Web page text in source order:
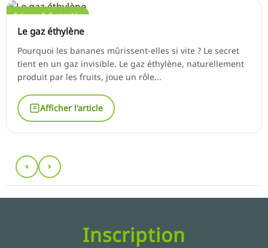
Science & Curiosités
Le gaz éthylène
Pourquoi les bananes mûrissent-elles si vite ? Le secret
tient en un gaz invisible. Le gaz éthylène, naturellement
produit par les fruits, joue un rôle...
Afficher l'article
Inscription